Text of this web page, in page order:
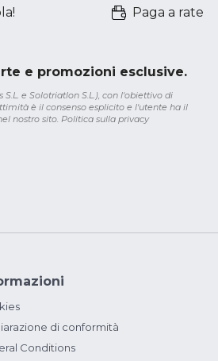
Paga a rate
e promozioni esclusive.
e Solotriatlon S.L.), con l'obiettivo di
è il consenso esplicito e l'utente ha il
nostro sito. Politica sulla privacy
di conformità
Conditions